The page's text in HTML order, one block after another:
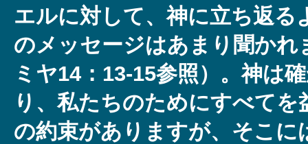
エルに対して、神に立ち返る
のメッセージはあまり聞かれ
ミヤ14：13-15参照）。神は
り、私たちのためにすべて
の約束がありますが、そこに